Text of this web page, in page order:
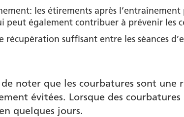
les étirements après
peut également contribuer à prévenir les
récupération suffisant entre les séances
noter que les courbatures sont
évitées. Lorsque des
quelques jours.